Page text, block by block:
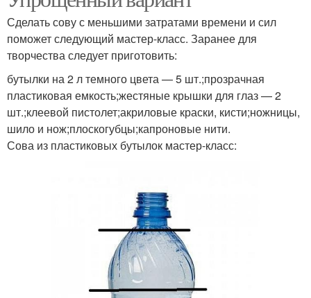
Сделать сову с меньшими затратами времени и сил
поможет следующий мастер-класс. Заранее для
творчества следует приготовить:
бутылки на 2 л темного цвета — 5 шт.;прозрачная
пластиковая емкость;жестяные крышки для глаз — 2
шт.;клеевой пистолет;акриловые краски, кисти;ножницы,
шило и нож;плоскогубцы;капроновые нити.
Сова из пластиковых бутылок мастер-класс: